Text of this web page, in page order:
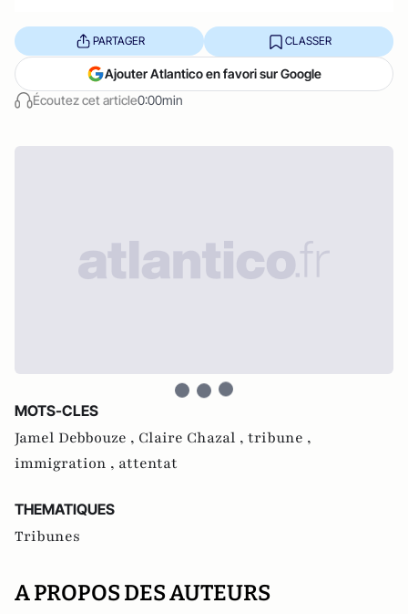
Écoutez cet article0:00min
PARTAGER CLASSER
Ajouter Atlantico en favori sur Google
MOTS-CLES
Jamel Debbouze , Claire Chazal , tribune ,
immigration , attentat
THEMATIQUES
Tribunes
A PROPOS DES AUTEURS